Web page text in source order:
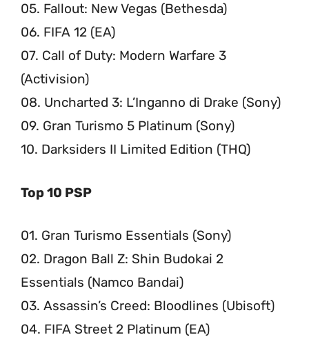
05. Fallout: New Vegas (Bethesda)
06. FIFA 12 (EA)
07. Call of Duty: Modern Warfare 3
(Activision)
08. Uncharted 3: L’Inganno di Drake (Sony)
09. Gran Turismo 5 Platinum (Sony)
10. Darksiders II Limited Edition (THQ)
Top 10 PSP
01. Gran Turismo Essentials (Sony)
02. Dragon Ball Z: Shin Budokai 2
Essentials (Namco Bandai)
03. Assassin’s Creed: Bloodlines (Ubisoft)
04. FIFA Street 2 Platinum (EA)